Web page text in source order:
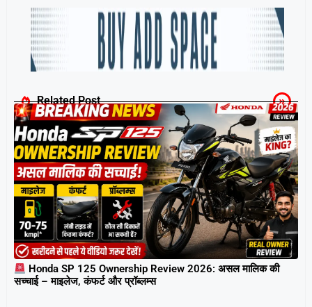
Related Post
Honda SP 125 Ownership Review 2026: असल मालिक की
सच्चाई – माइलेज, कंफर्ट और प्रॉब्लम्स